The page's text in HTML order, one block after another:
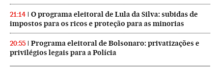
21:14
O programa eleitoral de Lula da Silva: subidas de
impostos para os ricos e proteção para as minorias
20:55
Programa eleitoral de Bolsonaro: privatizações e
privilégios legais para a Polícia